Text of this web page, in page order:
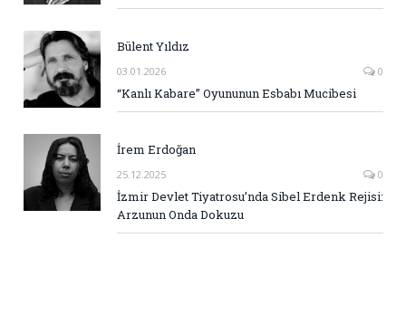
Bülent Yıldız
03.01.2026 0
“Kanlı Kabare” Oyununun Esbabı Mucibesi
İrem Erdoğan
25.12.2025 0
İzmir Devlet Tiyatrosu’nda Sibel Erdenk Rejisi:
Arzunun Onda Dokuzu